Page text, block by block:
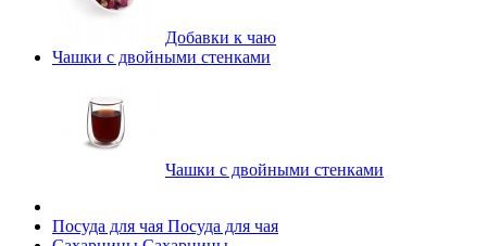
Добавки к чаю
Чашки с двойными стенками
Чашки с двойными стенками
Посуда для чая Посуда для чая